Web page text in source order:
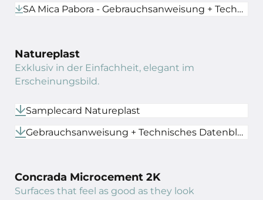
SA Mica Pabora - Gebrauchsanweisung + Technisches Datenblatt
Natureplast
Exklusiv in der Einfachheit, elegant im
Erscheinungsbild.
Samplecard Natureplast
Gebrauchsanweisung + Technisches Datenblatt
Concrada Microcement 2K
Surfaces that feel as good as they look